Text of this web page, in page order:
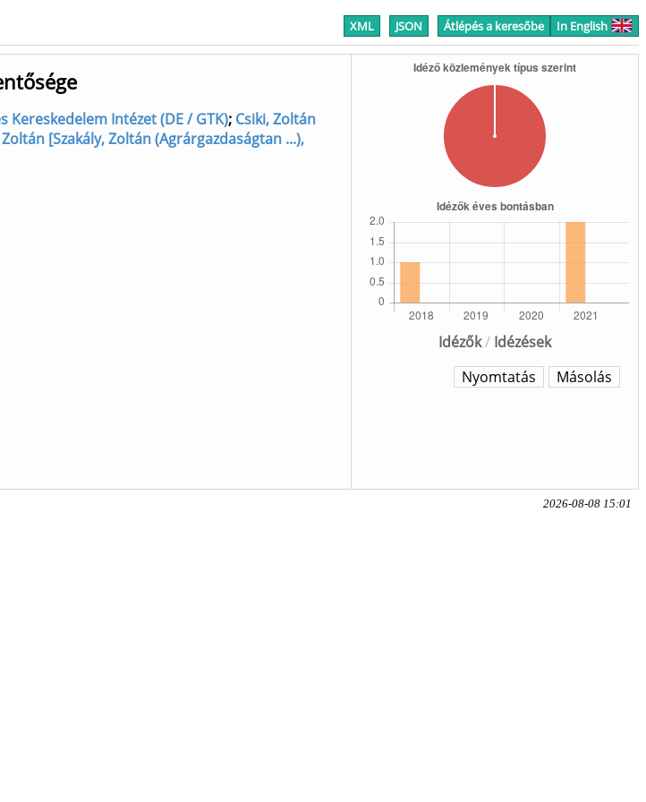
XML JSON Átlépés a keresőbe In English
Idézők/ Idézések
Kereskedelem Intézet (DE / GTK); Csiki, Zoltán
Zoltán [Szakály, Zoltán (Agrárgazdaságtan ...),
Másolás
Nyomtatás
2026-08-08 15:01